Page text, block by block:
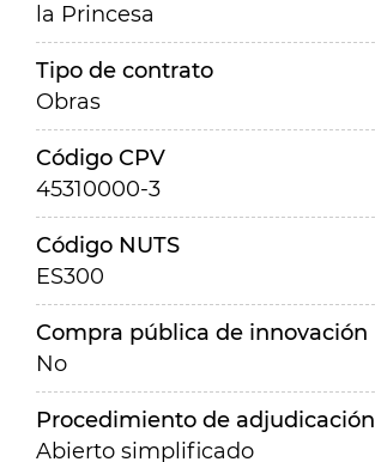
la Princesa
Tipo de contrato
Obras
Código CPV
45310000-3
Código NUTS
ES300
Compra pública de innovación
No
Procedimiento de adjudicación
Abierto simplificado